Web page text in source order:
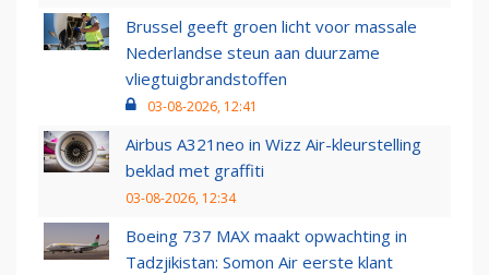
Brussel geeft groen licht voor massale
Nederlandse steun aan duurzame
vliegtuigbrandstoffen
03-08-2026, 12:41
Airbus A321neo in Wizz Air-kleurstelling
beklad met graffiti
03-08-2026, 12:34
Boeing 737 MAX maakt opwachting in
Tadzjikistan: Somon Air eerste klant